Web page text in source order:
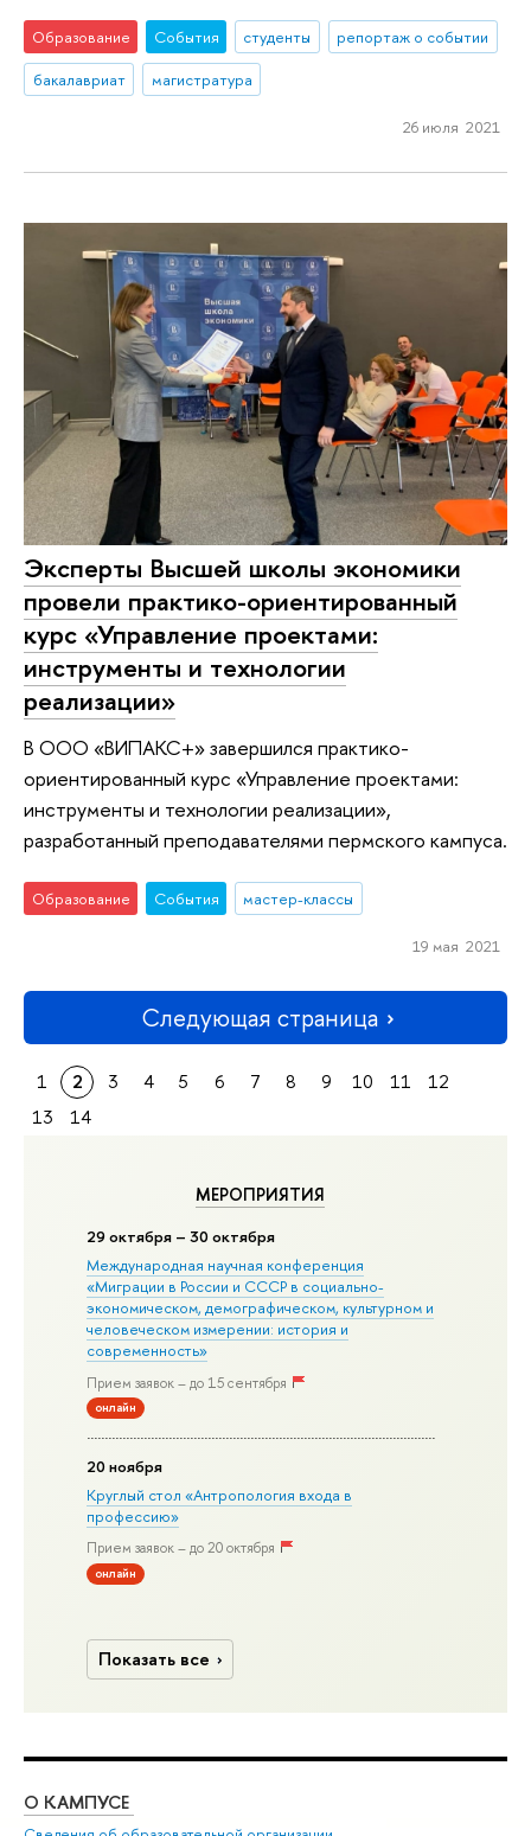
МЕРОПРИЯТИЯ
29 октября – 30 октября
Международная научная конференция
«Миграции в Росcии и СССР в социально-
экономическом, демографическом, культурном и
человеческом измерении: история и
современность»
Прием заявок – до 15 сентября
онлайн
20 ноября
Круглый стол «Антропология входа в
профессию»
Прием заявок – до 20 октября
онлайн
Показать все
Образование События студенты
репортаж о событии
бакалавриат
магистратура
26 июля 2021
Эксперты Высшей школы экономики
провели практико-ориентированный
курс «Управление проектами:
инструменты и технологии
реализации»
В ООО «ВИПАКС+» завершился практико-
ориентированный курс «Управление проектами:
инструменты и технологии реализации»,
разработанный преподавателями пермского кампуса.
Образование События мастер-классы
19 мая 2021
Следующая страница
1 2 3 4 5 6 7 8 9 10 11
12
13
14
О КАМПУСЕ